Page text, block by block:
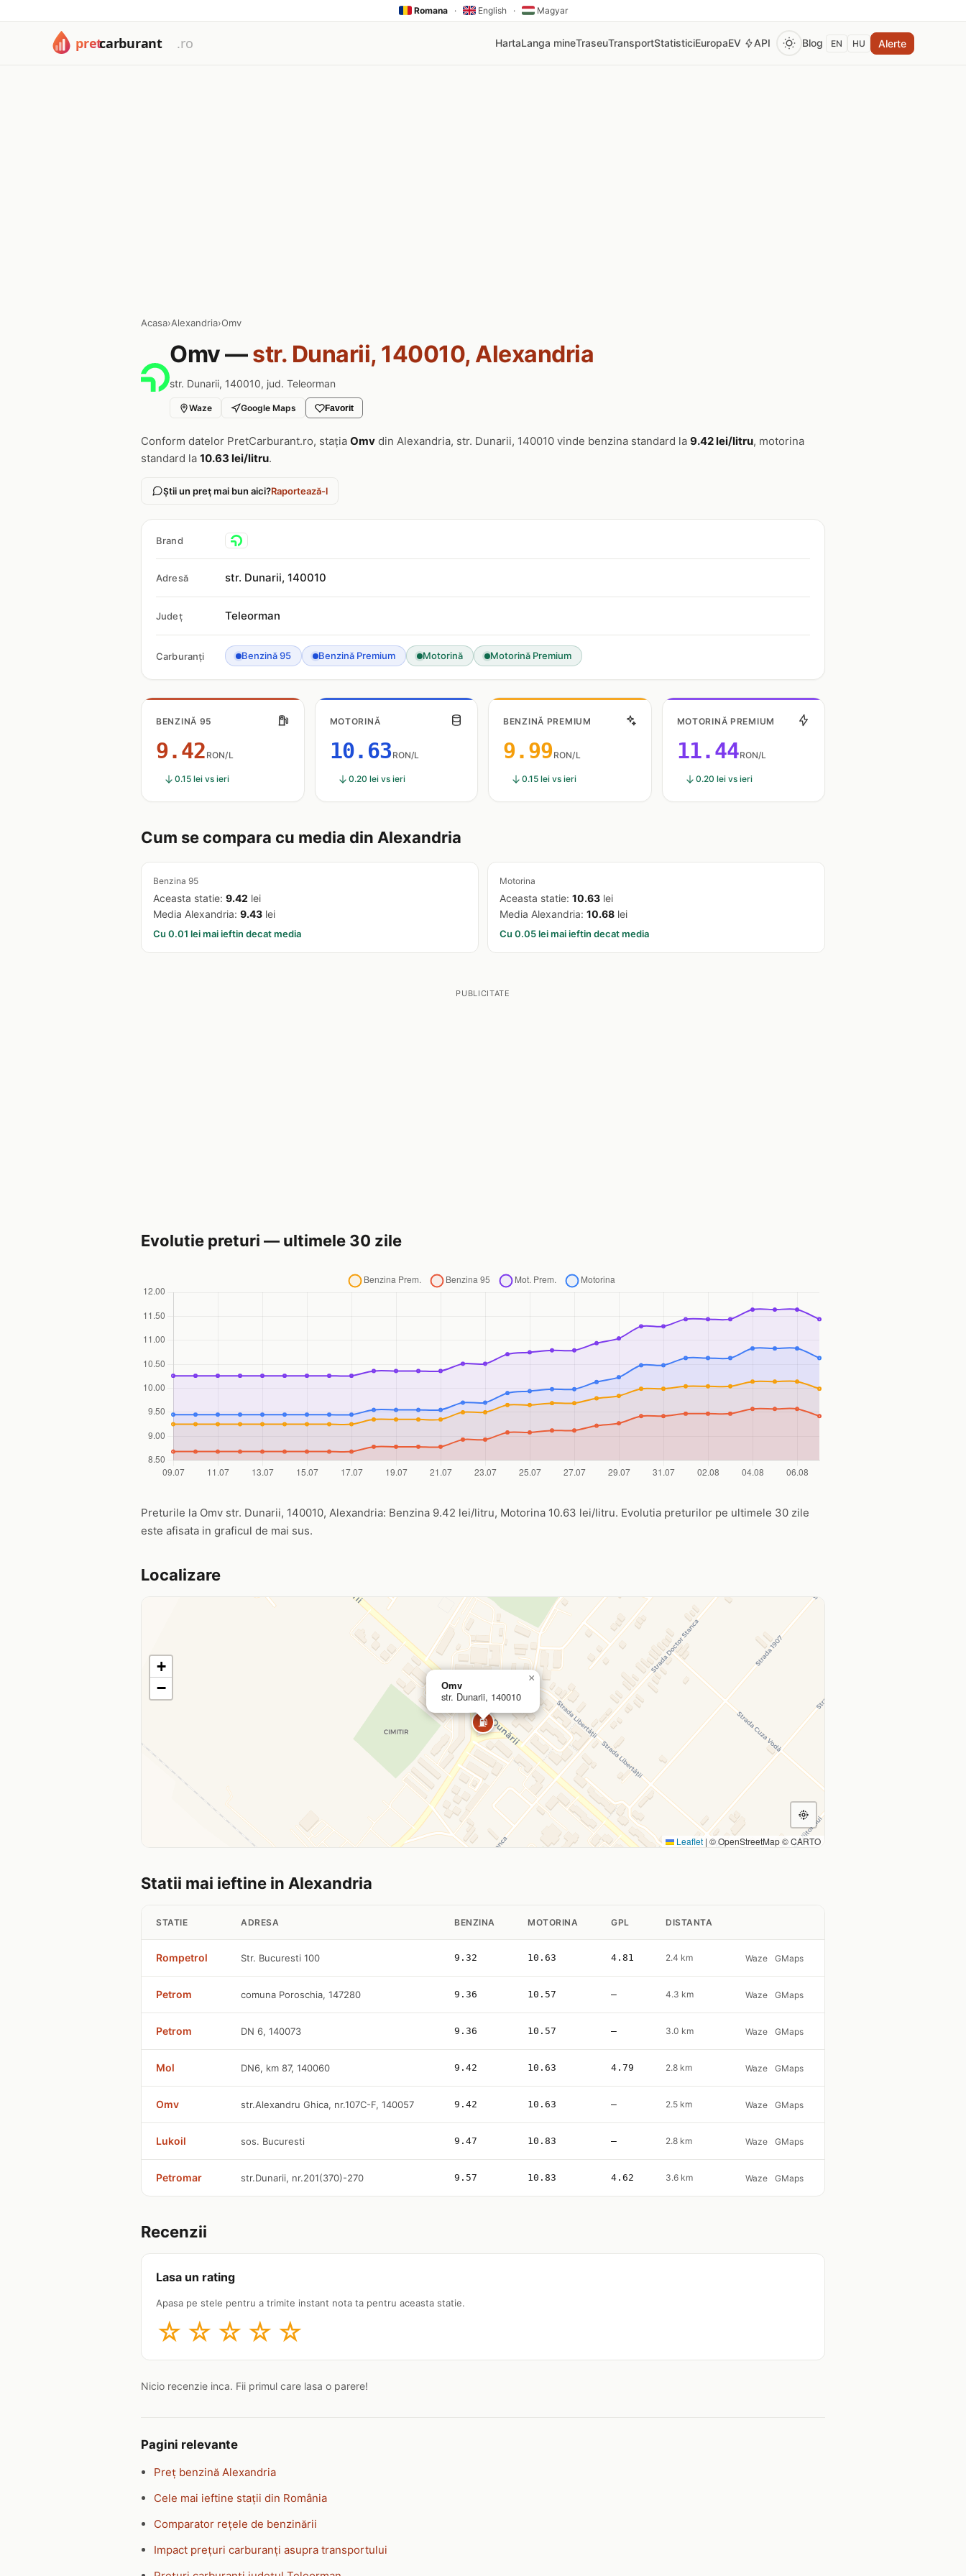
Romana · English · Magyar
HartaLanga mineTraseuTransportStatisticiEuropaEV API Blog EN HU Alerte
Acasa›Alexandria›Omv
Omv —str. Dunarii, 140010, Alexandria
str. Dunarii, 140010, jud. Teleorman
Waze Google Maps Favorit
Conform datelor PretCarburant.ro, stația Omv din Alexandria, str. Dunarii, 140010 vinde benzina standard la 9.42 lei/litru, motorina
standard la 10.63 lei/litru.
Știi un preț mai bun aici?Raportează-l
Brand
Adresă str. Dunarii, 140010
Județ Teleorman
Carburanți Benzină 95 Benzină Premium Motorină Motorină Premium
BENZINĂ 95
9.42 RON/L
0.15 lei vs ieri
MOTORINĂ
10.63 RON/L
0.20 lei vs ieri
BENZINĂ PREMIUM
9.99RON/L
0.15 lei vs ieri
MOTORINĂ PREMIUM
11.44RON/L
0.20 lei vs ieri
Cum se compara cu media din Alexandria
Benzina 95
Aceasta statie: 9.42 lei
Media Alexandria: 9.43 lei
Cu 0.01 lei mai ieftin decat media
Motorina
Aceasta statie: 10.63 lei
Media Alexandria: 10.68 lei
Cu 0.05 lei mai ieftin decat media
PUBLICITATE
Evolutie preturi — ultimele 30 zile
Preturile la Omv str. Dunarii, 140010, Alexandria: Benzina 9.42 lei/litru, Motorina 10.63 lei/litru. Evolutia preturilor pe ultimele 30 zile
este afisata in graficul de mai sus.
Localizare
⛽
Omv
str. Dunarii, 140010
×
+
−
Leaflet | © OpenStreetMap © CARTO
Statii mai ieftine in Alexandria
STATIE ADRESA BENZINA MOTORINA GPL DISTANTA
Rompetrol Str. Bucuresti 100 9.32 10.63 4.81 2.4 km Waze GMaps
Petrom comuna Poroschia, 147280 9.36 10.57 — 4.3 km Waze GMaps
Petrom DN 6, 140073 9.36 10.57 — 3.0 km Waze GMaps
Mol DN6, km 87, 140060 9.42 10.63 4.79 2.8 km Waze GMaps
Omv str.Alexandru Ghica, nr.107C-F, 140057 9.42 10.63 — 2.5 km Waze GMaps
Lukoil sos. Bucuresti 9.47 10.83 — 2.8 km Waze GMaps
Petromar str.Dunarii, nr.201(370)-270 9.57 10.83 4.62 3.6 km Waze GMaps
Recenzii
Lasa un rating
Apasa pe stele pentru a trimite instant nota ta pentru aceasta statie.
☆ ☆ ☆ ☆ ☆
Nicio recenzie inca. Fii primul care lasa o parere!
Pagini relevante
Preț benzină Alexandria
Cele mai ieftine stații din România
Comparator rețele de benzinării
Impact prețuri carburanți asupra transportului